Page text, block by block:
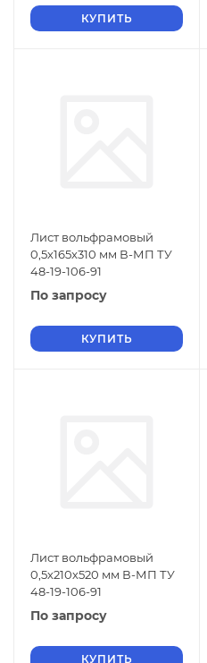
КУПИТЬ
Лист вольфрамовый
0,5х165х310 мм В-МП ТУ
48-19-106-91
По запросу
КУПИТЬ
Лист вольфрамовый
0,5х210х520 мм В-МП ТУ
48-19-106-91
По запросу
КУПИТЬ